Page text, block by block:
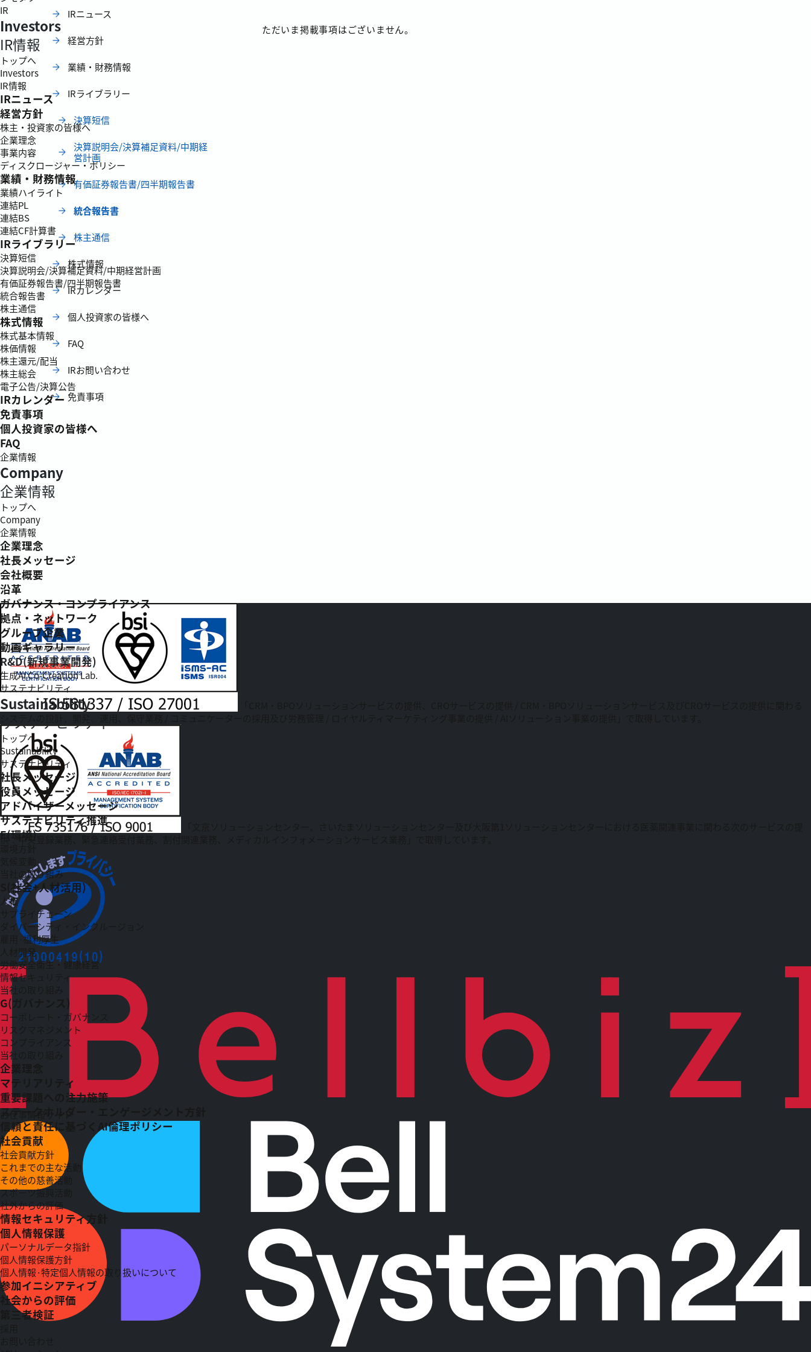
IR
Investors
IR情報
トップへ
Investors
IR情報
IRニュース
経営方針
株主・投資家の皆様へ
企業理念
事業内容
ディスクロージャー・ポリシー
業績・財務情報
業績ハイライト
連結PL
連結BS
連結CF計算書
IRライブラリー
決算短信
決算説明会/決算補足資料/中期経営計画
有価証券報告書/四半期報告書
統合報告書
株主通信
株式情報
株式基本情報
株価情報
株主還元/配当
株主総会
電子公告/決算公告
IRカレンダー
免責事項
個人投資家の皆様へ
FAQ
企業情報
Company
企業情報
トップへ
Company
企業情報
企業理念
社長メッセージ
会社概要
沿革
ガバナンス・コンプライアンス
拠点・ネットワーク
グループ企業
動画ギャラリー
R&D(新規事業開発)
生成AI Co-Creation Lab.
サステナビリティ
Sustainability
サステナビリティ
トップへ
Sustainability
サステナビリティ
社長メッセージ
役員メッセージ
アドバイザーメッセージ
サステナビリティ推進
E(環境)
当社の取り組み
S(社会+人材活用)
人権
サプライチェーン
ダイバーシティ・インクルージョン
雇用·福利厚生
人材開発
労働安全衛生・健康経営
情報セキュリティ
当社の取り組み
G(ガバナンス)
コーポレート・ガバナンス
リスクマネジメント
コンプライアンス
当社の取り組み
企業理念
マテリアリティ
重要課題への注力施策
ステークホルダー・エンゲージメント方針
信頼と責任に基づくAI倫理ポリシー
社会貢献
社会貢献方針
これまでの主な活動
その他の慈善活動
スポーツ振興活動
社外からの評価
情報セキュリティ方針
個人情報保護
パーソナルデータ指針
個人情報保護方針
個人情報·特定個人情報の取り扱いについて
参加イニシアティブ
社会からの評価
第三者検証
IRニュース
経営方針
業績・財務情報
IRライブラリー
決算短信
決算説明会/決算補足資料/中期経
営計画
有価証券報告書/四半期報告書
統合報告書
株主通信
株式情報
IRカレンダー
個人投資家の皆様へ
FAQ
IRお問い合わせ
免責事項
ただいま掲載事項はございません。